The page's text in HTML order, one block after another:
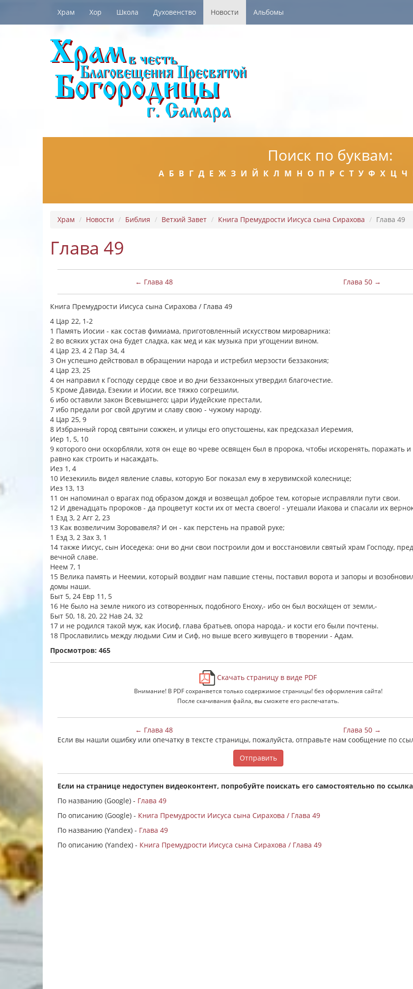
Храм Хор Школа Духовенство Новости Альбомы
Поиск по буквам:
А Б В Г Д Е Ж З И Й К Л М Н О П Р С Т У Ф Х Ц Ч
Храм Новости Библия Ветхий Завет Книга Премудрости Иисуса сына Сирахова Глава 49
Глава 49
← Глава 48 Глава 50 →
Книга Премудрости Иисуса сына Сирахова / Глава 49
4 Цар 22, 1-2
1 Память Иосии - как состав фимиама, приготовленный искусством мироварника:
2 во всяких устах она будет сладка, как мед и как музыка при угощении вином.
4 Цар 23, 4 2 Пар 34, 4
3 Он успешно действовал в обращении народа и истребил мерзости беззакония;
4 Цар 23, 25
4 он направил к Господу сердце свое и во дни беззаконных утвердил благочестие.
5 Кроме Давида, Езекии и Иосии, все тяжко согрешили,
6 ибо оставили закон Всевышнего; цари Иудейские престали,
7 ибо предали рог свой другим и славу свою - чужому народу.
4 Цар 25, 9
8 Избранный город святыни сожжен, и улицы его опустошены, как предсказал Иеремия,
Иер 1, 5, 10
9 которого они оскорбляли, хотя он еще во чреве освящен был в пророка, чтобы искоренять, поражать и
равно как строить и насаждать.
Иез 1, 4
10 Иезекииль видел явление славы, которую Бог показал ему в херувимской колеснице;
Иез 13, 13
11 он напоминал о врагах под образом дождя и возвещал доброе тем, которые исправляли пути свои.
12 И двенадцать пророков - да процветут кости их от места своего! - утешали Иакова и спасали их
1 Езд 3, 2 Агг 2, 23
13 Как возвеличим Зоровавеля? И он - как перстень на правой руке;
1 Езд 3, 2 Зах 3, 1
14 также Иисус, сын Иоседека: они во дни свои построили дом и восстановили святый храм Господу,
вечной славе.
Неем 7, 1
15 Велика память и Неемии, который воздвиг нам павшие стены, поставил ворота и запоры и
домы наши.
Быт 5, 24 Евр 11, 5
16 Не было на земле никого из сотворенных, подобного Еноху,- ибо он был восхи́щен от земли,-
Быт 50, 18, 20, 22 Нав 24, 32
17 и не родился такой муж, как Иосиф, глава братьев, опора народа,- и кости его были почтены.
18 Прославились между людьми Сим и Сиф, но выше всего живущего в творении - Адам.
Просмотров: 465
Скачать страницу в виде PDF
Внимание! В PDF сохраняется только содержимое страницы! без оформления сайта!
После скачивания файла, вы сможете его распечатать.
← Глава 48
Глава 50 →
Если вы нашли ошибку или опечатку в тексте страницы, пожалуйста, отправьте нам сообщение по
Отправить
Если на странице недоступен видеоконтент, попробуйте поискать его самостоятельно по
По названию (Google) - Глава 49
По описанию (Google) - Книга Премудрости Иисуса сына Сирахова / Глава 49
По названию (Yandex) - Глава 49
По описанию (Yandex) - Книга Премудрости Иисуса сына Сирахова / Глава 49